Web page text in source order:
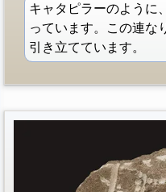
キャタピラーのように
っています。この連な
引き立てています。